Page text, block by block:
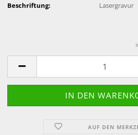
Beschriftung:
Lasergravur
AUF DEN